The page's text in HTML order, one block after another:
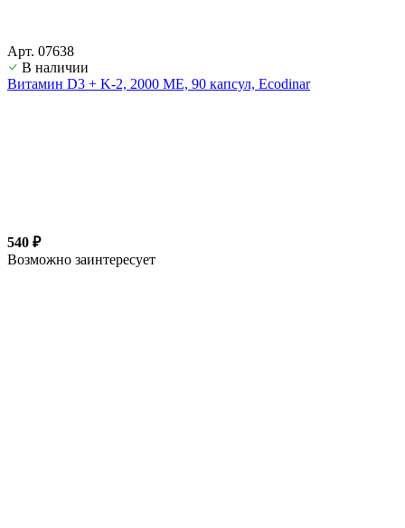
Арт. 07638
В наличии
Витамин D3 + K-2, 2000 ME, 90 капсул, Ecodinar
540 ₽
Возможно заинтересует